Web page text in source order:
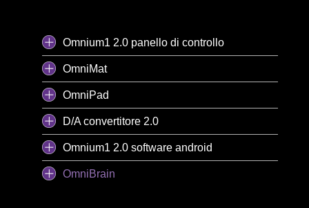
Omnium1 2.0 panello di controllo
OmniMat
OmniPad
D/A convertitore 2.0
Omnium1 2.0 software android
OmniBrain